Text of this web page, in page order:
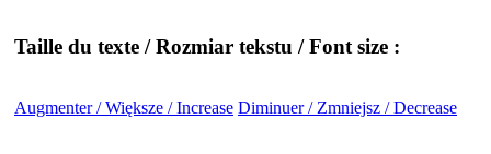
Taille du texte / Rozmiar tekstu / Font size :
Augmenter / Większe / Increase Diminuer / Zmniejsz / Decrease